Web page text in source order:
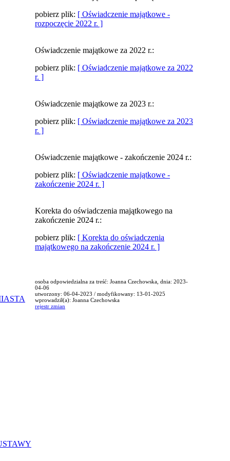
pobierz plik: [ Oświadczenie majątkowe -
rozpoczęcie 2022 r. ]
Oświadczenie majątkowe za 2022 r.:
pobierz plik: [ Oświadczenie majątkowe za 2022
r. ]
Oświadczenie majątkowe za 2023 r.:
pobierz plik: [ Oświadczenie majątkowe za 2023
r. ]
Oświadczenie majątkowe - zakończenie 2024 r.:
pobierz plik: [ Oświadczenie majątkowe -
zakończenie 2024 r. ]
Korekta do oświadczenia majątkowego na
zakończenie 2024 r.:
pobierz plik: [ Korekta do oświadczenia
majątkowego na zakończenie 2024 r. ]
osoba odpowiedzialna za treść: Joanna Czechowska, dnia: 2023-
04-06
utworzony: 06-04-2023 / modyfikowany: 13-01-2025
wprowadził(a): Joanna Czechowska
rejestr zmian